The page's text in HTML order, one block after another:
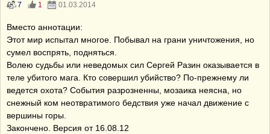
7 1 01.03.2014
Вместо аннотации:
Этот мир испытал многое. Побывал на грани уничтожения, но
сумел воспрять, подняться.
Волею судьбы или неведомых сил Сергей Разин оказывается в
теле убитого мага. Кто совершил убийство? По-прежнему ли
ведется охота? События разрозненны, мозаика неясна, но
снежный ком неотвратимого бедствия уже начал движение с
вершины горы.
Закончено. Версия от 16.08.12